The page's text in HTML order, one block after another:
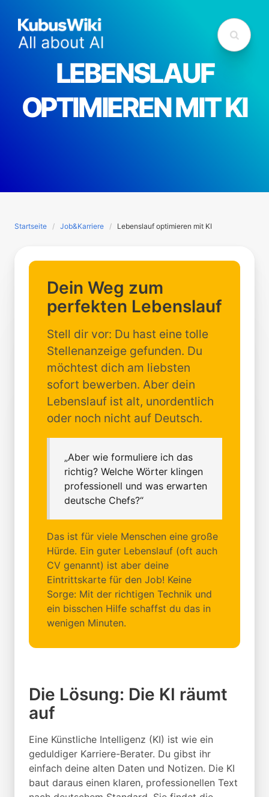
LEBENSLAUF
OPTIMIEREN MIT KI
Startseite Job&Karriere Lebenslauf optimieren mit KI
Dein Weg zum
perfekten Lebenslauf
Stell dir vor: Du hast eine tolle
Stellenanzeige gefunden. Du
möchtest dich am liebsten
sofort bewerben. Aber dein
Lebenslauf ist alt, unordentlich
oder noch nicht auf Deutsch.
„Aber wie formuliere ich das
richtig? Welche Wörter klingen
professionell und was erwarten
deutsche Chefs?“
Das ist für viele Menschen eine große
Hürde. Ein guter Lebenslauf (oft auch
CV genannt) ist aber deine
Eintrittskarte für den Job! Keine
Sorge: Mit der richtigen Technik und
ein bisschen Hilfe schaffst du das in
wenigen Minuten.
Die Lösung: Die KI räumt
auf
Eine Künstliche Intelligenz (KI) ist wie ein
geduldiger Karriere-Berater. Du gibst ihr
einfach deine alten Daten und Notizen. Die KI
baut daraus einen klaren, professionellen Text